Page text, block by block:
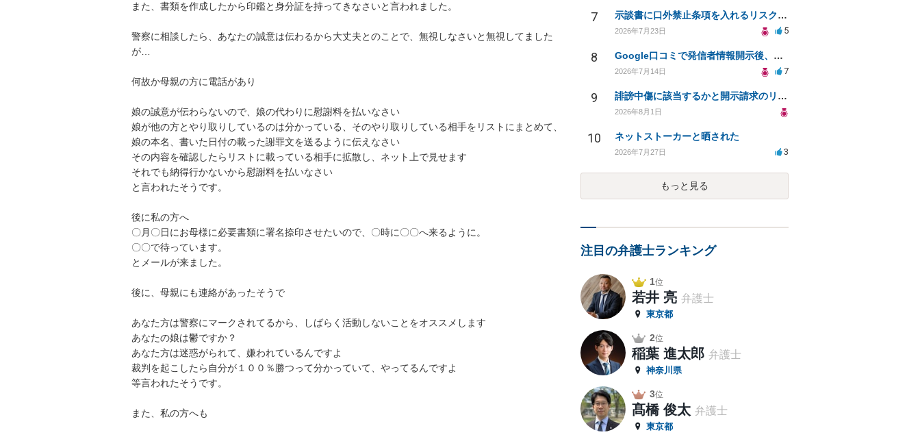
また、書類を作成したから印鑑と身分証を持ってきなさいと言われました。
警察に相談したら、あなたの誠意は伝わるから大丈夫とのことで、無視しなさいと無視してました
が…
何故か母親の方に電話があり
娘の誠意が伝わらないので、娘の代わりに慰謝料を払いなさい
娘が他の方とやり取りしているのは分かっている、そのやり取りしている相手をリストにまとめて、
娘の本名、書いた日付の載った謝罪文を送るように伝えなさい
その内容を確認したらリストに載っている相手に拡散し、ネット上で見せます
それでも納得行かないから慰謝料を払いなさい
と言われたそうです。
後に私の方へ
〇月〇日にお母様に必要書類に署名捺印させたいので、〇時に〇〇へ来るように。
〇〇で待っています。
とメールが来ました。
後に、母親にも連絡があったそうで
あなた方は警察にマークされてるから、しばらく活動しないことをオススメします
あなたの娘は鬱ですか？
あなた方は迷惑がられて、嫌われているんですよ
裁判を起こしたら自分が１００％勝つって分かっていて、やってるんですよ
等言われたそうです。
また、私の方へも
7 示談書に口外禁止条項を入れるリスクはありますか？
2026年7月23日 5
8 Google口コミで発信者情報開示後、損害賠償請求を受けています。示談について相談です。
2026年7月14日 7
9 誹謗中傷に該当するかと開示請求のリスクを知りたい
2026年8月1日
10 ネットストーカーと晒された
2026年7月27日 3
もっと見る
注目の弁護士ランキング
1位
若井 亮 弁護士
東京都
2位
稲葉 進太郎 弁護士
神奈川県
3位
髙橋 俊太 弁護士
東京都